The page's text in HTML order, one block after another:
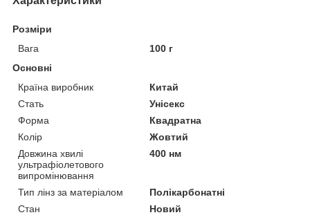
Розміри
Вага
100 г
Основні
Країна виробник
Китай
Стать
Унісекс
Форма
Квадратна
Колір
Жовтий
Довжина хвилі
ультрафіолетового
випромінювання
400 нм
Тип лінз за матеріалом
Полікарбонатні
Стан
Новий